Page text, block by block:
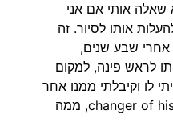
שאלה אותי אם אני
אותו לסיור. זה
אחרי שבע שנים,
לראש פינה, למקום
לו וקיבלתי ממנו אחר
כך מייל שהסיור היה changer of his life, ממה